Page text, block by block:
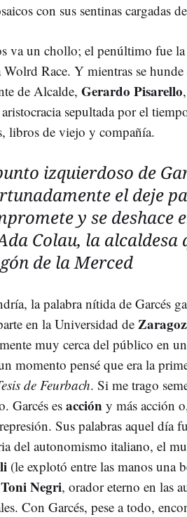
con sus sentinas cargadas
va un chollo; el penúltimo fue
Race. Y mientras se
de Alcalde, Gerardo Pisarello
sepultada por el
libros de viejo y compañía.
izquierdoso de
el deje
y se deshace
Colau, la
de la Merced
la palabra nítida de Garcés
en la Universidad de
muy cerca del público en
momento pensé que era la
de Feurbach. Si me trago
Garcés es acción y más acción
Sus palabras aquel día
del autonomismo italiano, el
(le explotó entre las manos una
Toni Negri, orador eterno en las
Con Garcés, pese a todo,